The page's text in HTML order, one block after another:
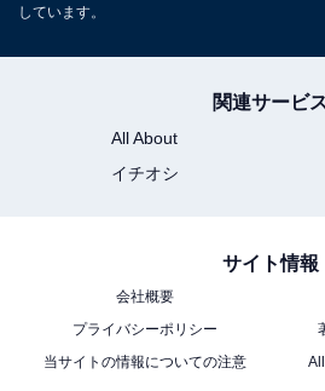
マドンナだと思う「
グ！ 2位「夏目雅子
1 2 4
しています。
関連サービ
All About
イチオシ
サイト情報
会社概要
プライバシーポリシー
当サイトの情報についての注意